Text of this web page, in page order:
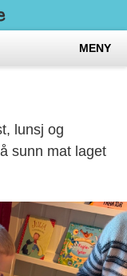
MENY
lunsj og
sunn mat laget